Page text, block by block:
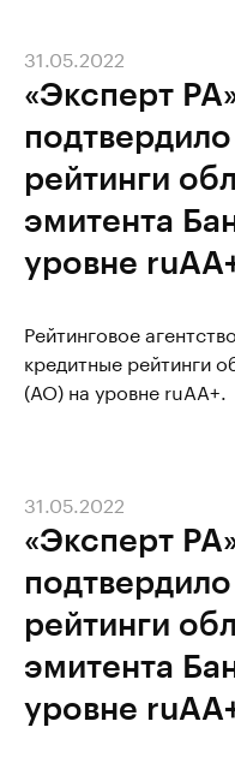
«Эксперт
рейтинги
эмитента
уровне
31.05.2022
Рейтинговое
кредитные рейтинги
(АО) на уровне ruAA+.
«Эксперт
рейтинги
эмитента
уровне
31.05.2022